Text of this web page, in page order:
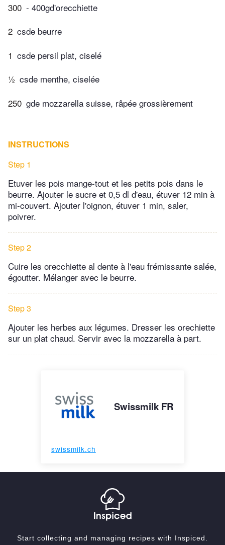
300 - 400gd'orecchiette
2 csde beurre
1 csde persil plat, ciselé
½ csde menthe, ciselée
250 gde mozzarella suisse, râpée grossièrement
INSTRUCTIONS
Step 1
Etuver les pois mange-tout et les petits pois dans le
beurre. Ajouter le sucre et 0,5 dl d'eau, étuver 12 min à
mi-couvert. Ajouter l'oignon, étuver 1 min, saler,
poivrer.
Step 2
Cuire les orecchiette al dente à l'eau frémissante salée,
égoutter. Mélanger avec le beurre.
Step 3
Ajouter les herbes aux légumes. Dresser les orechiette
sur un plat chaud. Servir avec la mozzarella à part.
Swissmilk FR
swissmilk.ch
Start collecting and managing recipes with Inspiced.